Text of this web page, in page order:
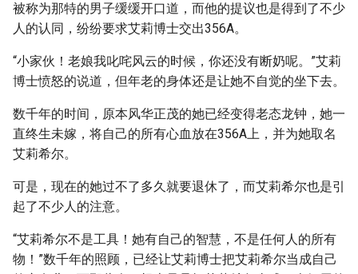
被称为那特的男子缓缓开口道，而他的提议也是得到了不少
人的认同，纷纷要求艾莉博士交出356A。
“小家伙！老娘我叱咤风云的时候，你还没有断奶呢。”艾莉
博士愤怒的说道，但年老的身体还是让她不自觉的坐下去。
数千年的时间，原本风华正茂的她已经变得老态龙钟，她一
直终生未嫁，将自己的所有心血放在356A上，并为她取名
艾莉希尔。
可是，现在的她过不了多久就要退休了，而艾莉希尔也是引
起了不少人的注意。
“艾莉希尔不是工具！她有自己的智慧，不是任何人的所有
物！”数千年的照顾，已经让艾莉博士把艾莉希尔当成自己